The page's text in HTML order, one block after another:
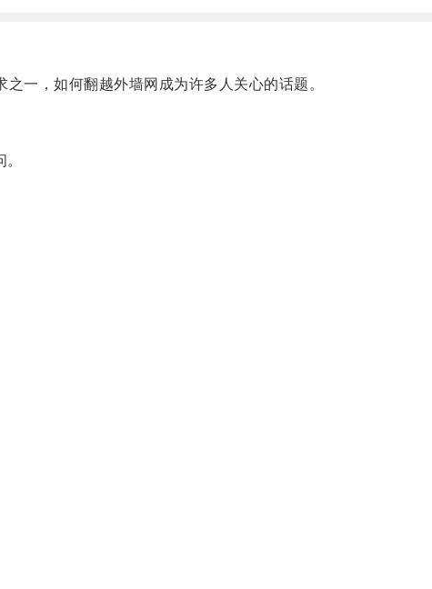
一，如何翻越外墙网成为许多人关心的话题。